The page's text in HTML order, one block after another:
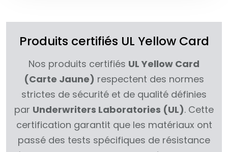
Produits certifiés UL Yellow Card
Nos produits certifiés UL Yellow Card
(Carte Jaune) respectent des normes
strictes de sécurité et de qualité définies
par Underwriters Laboratories (UL). Cette
certification garantit que les matériaux ont
passé des tests spécifiques de résistance